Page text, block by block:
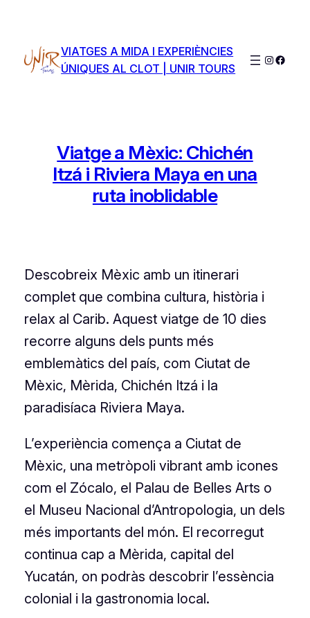
contenido
VIATGES A MIDA I EXPERIÈNCIES
ÚNIQUES AL CLOT | UNIR TOURS
Viatge a Mèxic: Chichén
Itzá i Riviera Maya en una
ruta inoblidable
Descobreix Mèxic amb un itinerari
complet que combina cultura, història i
relax al Carib. Aquest viatge de 10 dies
recorre alguns dels punts més
emblemàtics del país, com Ciutat de
Mèxic, Mèrida, Chichén Itzá i la
paradisíaca Riviera Maya.
L’experiència comença a Ciutat de
Mèxic, una metròpoli vibrant amb icones
com el Zócalo, el Palau de Belles Arts o
el Museu Nacional d’Antropologia, un dels
més importants del món. El recorregut
continua cap a Mèrida, capital del
Yucatán, on podràs descobrir l’essència
colonial i la gastronomia local.